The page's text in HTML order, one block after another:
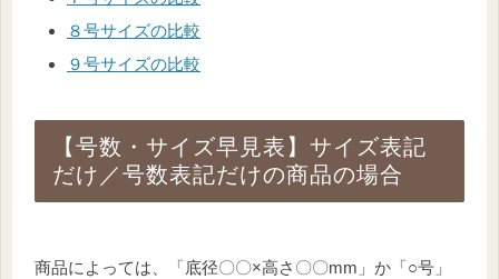
８号サイズの比較
９号サイズの比較
【号数・サイズ早見表】サイズ表記
だけ／号数表記だけの商品の場合
商品によっては、「底径〇〇×高さ〇〇mm」か「○号」